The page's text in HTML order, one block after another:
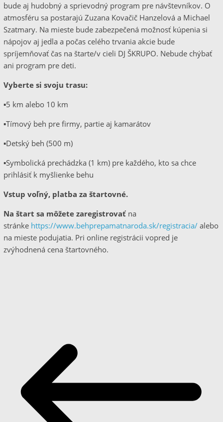
bude aj hudobný a sprievodný program pre návštevníkov. O
atmosféru sa postarajú Zuzana Kovačič Hanzelová a Michael
Szatmary. Na mieste bude zabezpečená možnosť kúpenia si
nápojov aj jedla a počas celého trvania akcie bude
spríjemňovať čas na štarte/v cieli DJ ŠKRUPO. Nebude chýbať
ani program pre deti.
Vyberte si svoju trasu:
▪️5 km alebo 10 km
▪️Tímový beh pre firmy, partie aj kamarátov
▪️Detský beh (500 m)
▪️Symbolická prechádzka (1 km) pre každého, kto sa chce
prihlásiť k myšlienke behu
Vstup voľný, platba za štartovné.
Na štart sa môžete zaregistrovať na
stránke https://www.behprepamatnaroda.sk/registracia/ alebo
na mieste podujatia. Pri online registrácii vopred je
zvýhodnená cena štartovného.